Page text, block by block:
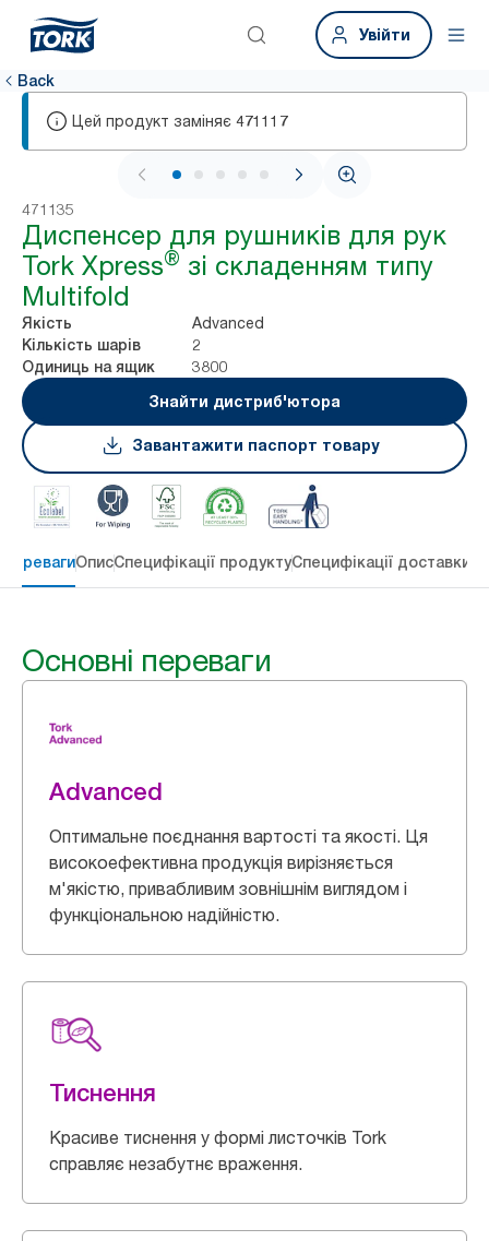
Увійти
Back
Цей продукт заміняє 471117
1 / 7
471135
Диспенсер для рушників для рук
Tork Xpress® зі складенням типу
Multifold
Якість Advanced
Кількість шарів 2
Одиниць на ящик
3800
Знайти дистриб'ютора
Завантажити паспорт товару
перевагиОписСпецифікації продуктуСпецифікації доставки
Основні переваги
Advanced
Оптимальне поєднання вартості та якості. Ця
високоефективна продукція вирізняється
м'якістю, привабливим зовнішнім виглядом і
функціональною надійністю.
Тиснення
Красиве тиснення у формі листочків Tork
справляє незабутнє враження.